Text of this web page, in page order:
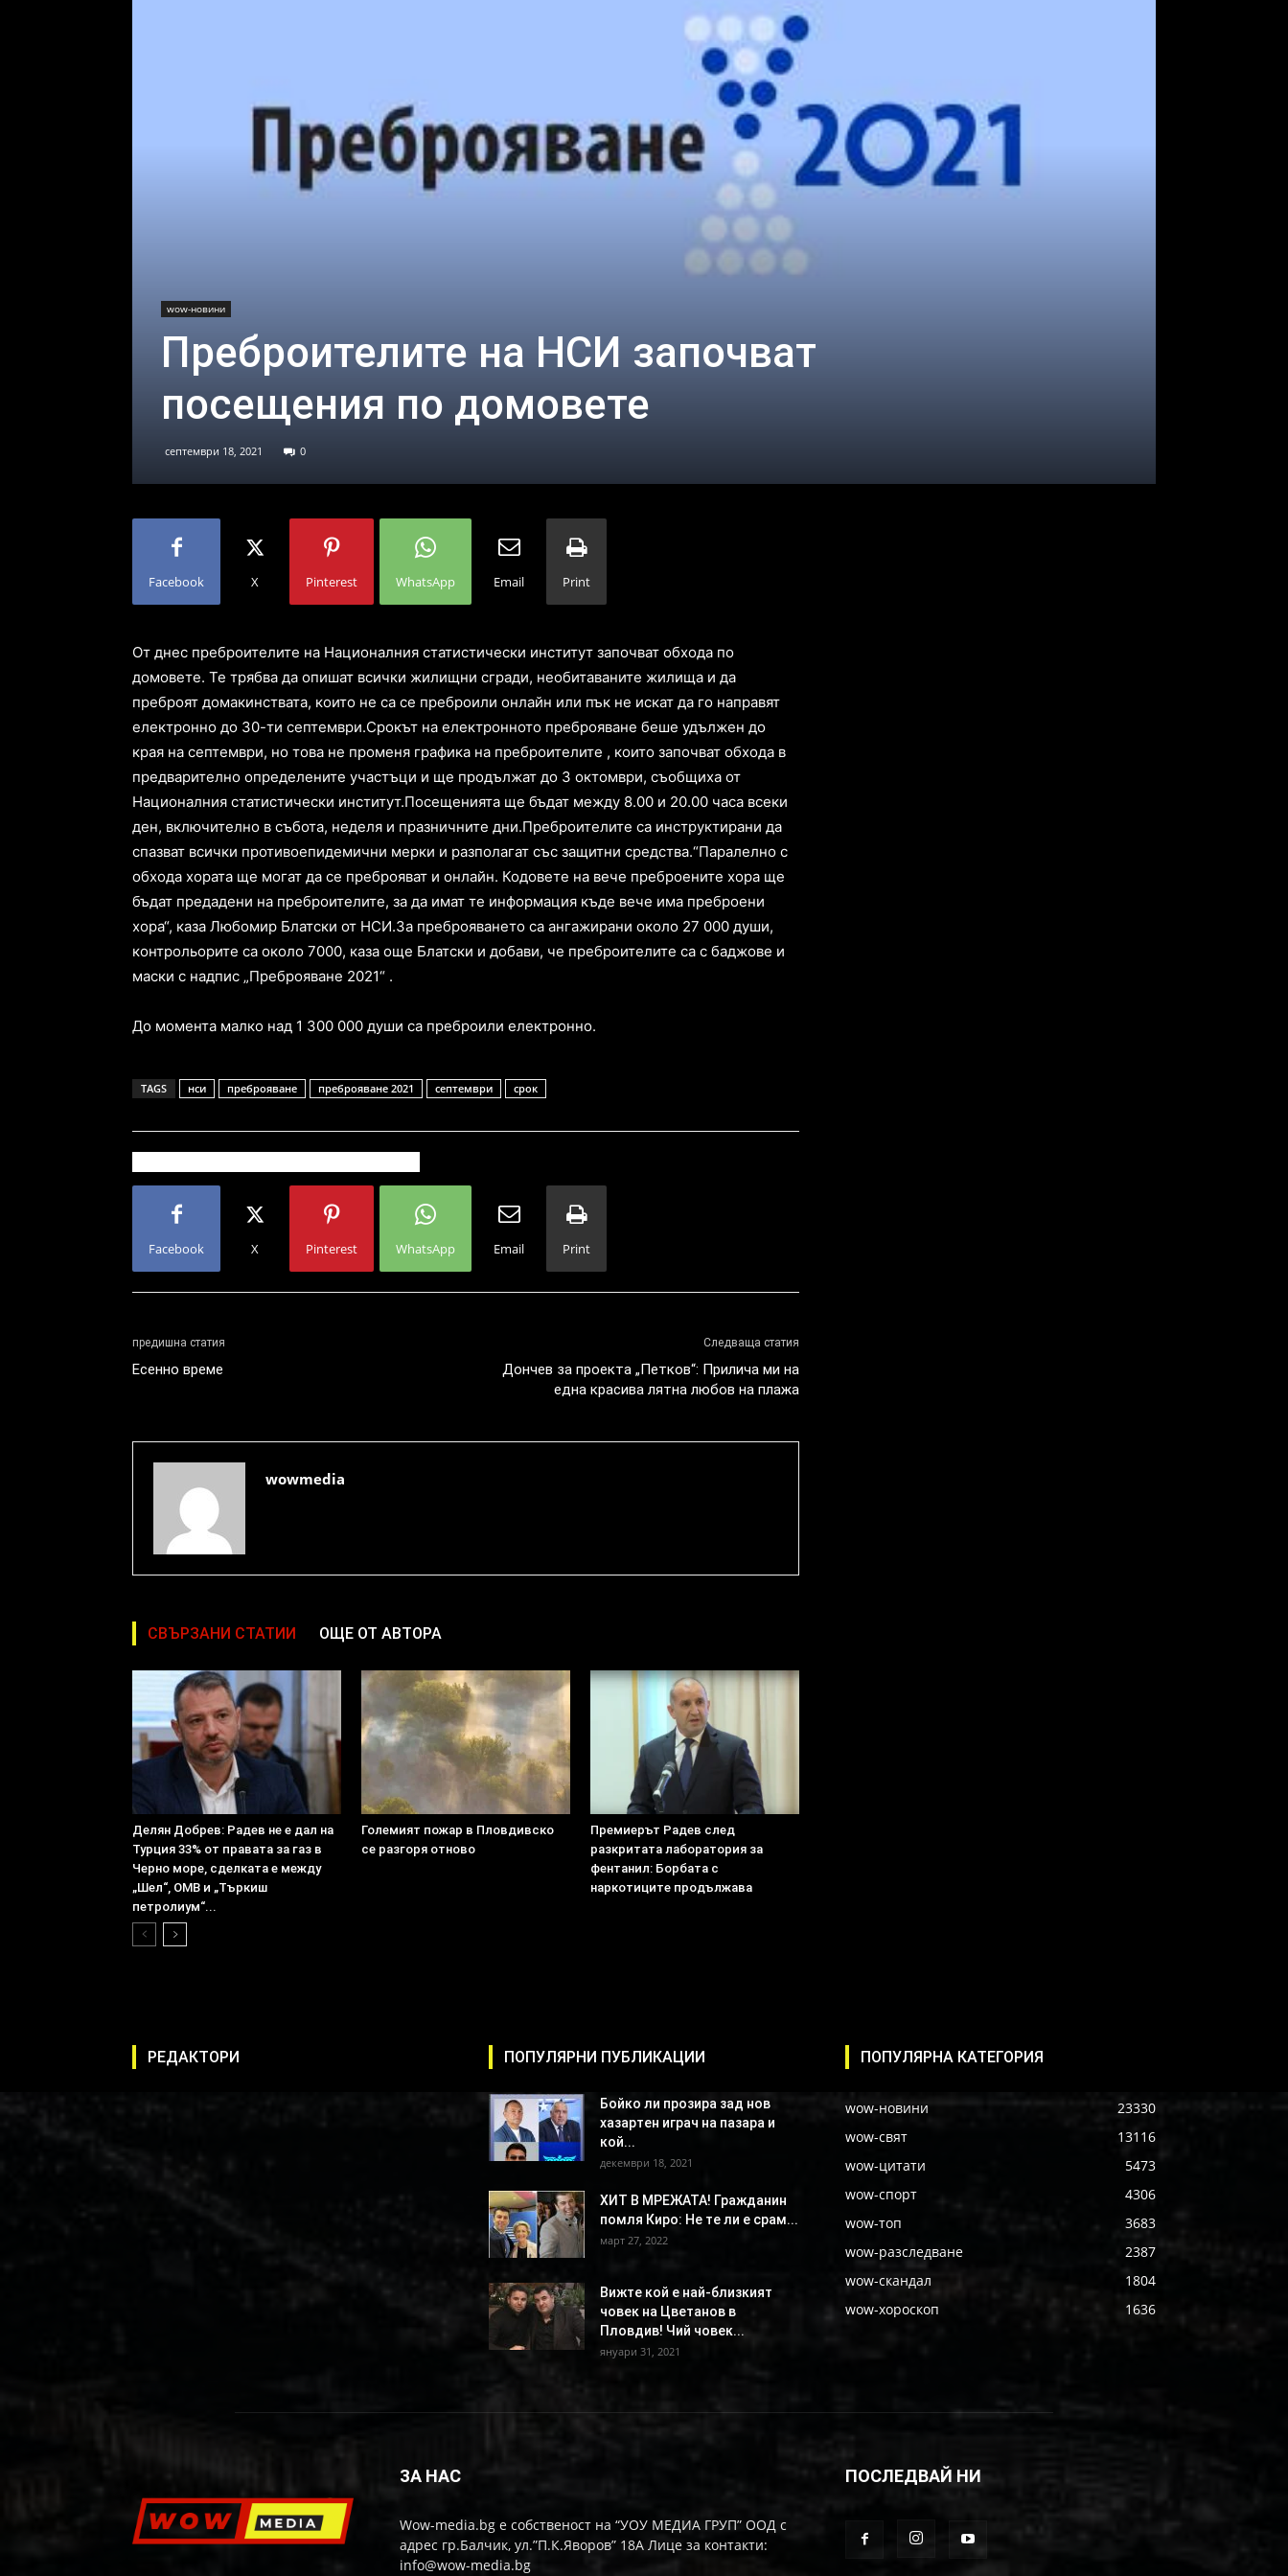
wow-новини
Преброителите на НСИ започват
посещения по домовете
септември 18, 2021 0
Facebook X Pinterest WhatsApp Email Print
От днес преброителите на Националния статистически институт започват обхода по
домовете. Те трябва да опишат всички жилищни сгради, необитаваните жилища и да
преброят домакинствата, които не са се преброили онлайн или пък не искат да го направят
електронно до 30-ти септември.Срокът на електронното преброяване беше удължен до
края на септември, но това не променя графика на преброителите , които започват обхода в
предварително определените участъци и ще продължат до 3 октомври, съобщиха от
Националния статистически институт.Посещенията ще бъдат между 8.00 и 20.00 часа всеки
ден, включително в събота, неделя и празничните дни.Преброителите са инструктирани да
спазват всички противоепидемични мерки и разполагат със защитни средства.“Паралелно с
обхода хората ще могат да се преброяват и онлайн. Кодовете на вече преброените хора ще
бъдат предадени на преброителите, за да имат те информация къде вече има преброени
хора“, каза Любомир Блатски от НСИ.За преброяването са ангажирани около 27 000 души,
контрольорите са около 7000, каза още Блатски и добави, че преброителите са с баджове и
маски с надпис „Преброяване 2021“ .
До момента малко над 1 300 000 души са преброили електронно.
TAGS нси преброяване преброяване 2021 септември срок
Facebook X Pinterest WhatsApp Email Print
предишна статия
Есенно време
Следваща статия
Дончев за проекта „Петков“: Прилича ми на
една красива лятна любов на плажа
wowmedia
СВЪРЗАНИ СТАТИИ ОЩЕ ОТ АВТОРА
Делян Добрев: Радев не е дал на
Турция 33% от правата за газ в
Черно море, сделката е между
„Шел“, ОМВ и „Търкиш
петролиум“...
Големият пожар в Пловдивско
се разгоря отново
Премиерът Радев след
разкритата лаборатория за
фентанил: Борбата с
наркотиците продължава
РЕДАКТОРИ ПОПУЛЯРНИ ПУБЛИКАЦИИ
Бойко ли прозира зад нов
хазартен играч на пазара и
кой...
декември 18, 2021
ХИТ В МРЕЖАТА! Гражданин
помля Киро: Не те ли е срам...
март 27, 2022
Вижте кой е най-близкият
човек на Цветанов в
Пловдив! Чий човек...
януари 31, 2021
ПОПУЛЯРНА КАТЕГОРИЯ
wow-новини
23330
wow-свят
13116
wow-цитати
5473
wow-спорт
4306
wow-топ
3683
wow-разследване
2387
wow-скандал
1804
wow-хороскоп
1636
ЗА НАС
Wow-media.bg е собственост на “УОУ МЕДИА ГРУП” ООД с
адрес гр.Балчик, ул.”П.К.Яворов” 18А Лице за контакти:
info@wow-media.bg
ПОСЛЕДВАЙ НИ